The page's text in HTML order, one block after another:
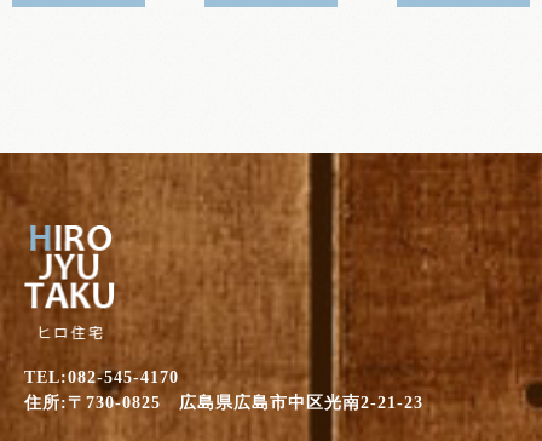
TEL:082-545-4170
住所:〒730-0825 広島県広島市中区光南2-21-23